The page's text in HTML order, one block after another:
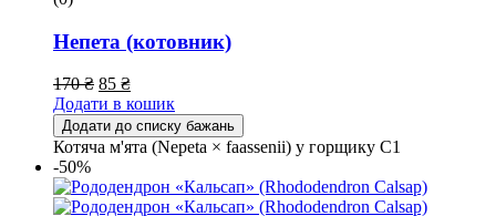
Непета (котовник)
170₴ 85 ₴
Додати в кошик
Додати до списку бажань
Котяча м'ята (Nepeta × faassenii) у горщику С1
-50%